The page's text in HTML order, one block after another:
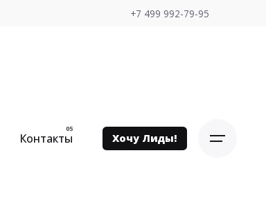
+7 499 992-79-95
Контакты Хочу Лиды!